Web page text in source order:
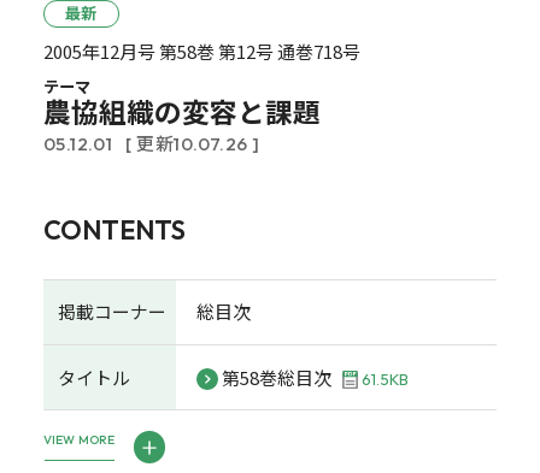
最新
2005年12月号 第58巻 第12号 通巻718号
テーマ
農協組織の変容と課題
05.12.01 [ 更新10.07.26 ]
CONTENTS
掲載コーナー 総目次
タイトル 第58巻総目次 61.5KB
VIEW MORE